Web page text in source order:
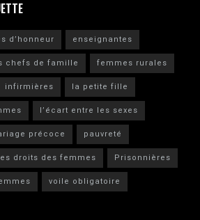
d’honneur
enseignantes
chefs de famille
femmes rurales
infirmières
la petite fille
l’écart entre les sexes
précoce
pauvreté
droits des femmes
Prisonnières
voile obligatoire